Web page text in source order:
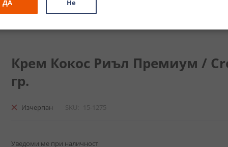
/ Creme Coconut Real Premium
Крем Кокос Риъл Премиум /
гр.
Изчерпан SKU 15-1275
Уведоми ме при наличност
ДА Не